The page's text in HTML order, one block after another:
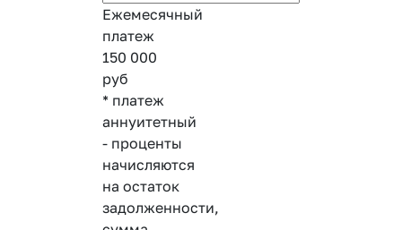
Ежемесячный
платеж
150 000
руб
* платеж
аннуитетный
- проценты
начисляются
на остаток
задолженности,